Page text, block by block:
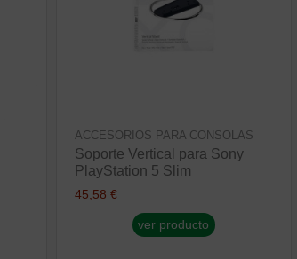
ACCESORIOS PARA CONSOLAS
Soporte Vertical para Sony
PlayStation 5 Slim
45,58 €
ver producto